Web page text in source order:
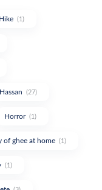
(1)
Hassan (27)
Horror (1)
of ghee at home (1)
(1)